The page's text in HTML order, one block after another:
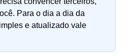
Para o dia a dia da
e atualizado vale